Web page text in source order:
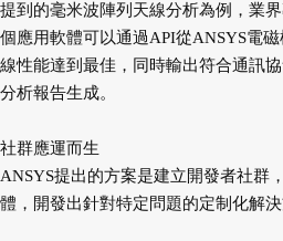
到的毫米波陣列天線分析為例，業
應用軟體可以通過API從ANSYS電
性能達到最佳，同時輸出符合通訊
析報告生成。
群應運而生
提出的方案是建立開發者社群
，開發出針對特定問題的定制化解